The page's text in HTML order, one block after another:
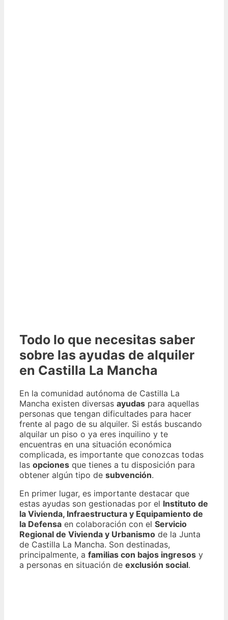
Todo lo que necesitas saber
sobre las ayudas de alquiler
en Castilla La Mancha
En la comunidad autónoma de Castilla La
Mancha existen diversas ayudas para aquellas
personas que tengan dificultades para hacer
frente al pago de su alquiler. Si estás buscando
alquilar un piso o ya eres inquilino y te
encuentras en una situación económica
complicada, es importante que conozcas todas
las opciones que tienes a tu disposición para
obtener algún tipo de subvención.
En primer lugar, es importante destacar que
estas ayudas son gestionadas por el Instituto de
la Vivienda, Infraestructura y Equipamiento de
la Defensa en colaboración con el Servicio
Regional de Vivienda y Urbanismo de la Junta
de Castilla La Mancha. Son destinadas,
principalmente, a familias con bajos ingresos y
a personas en situación de exclusión social.